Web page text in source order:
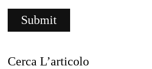
Cerca L’articolo